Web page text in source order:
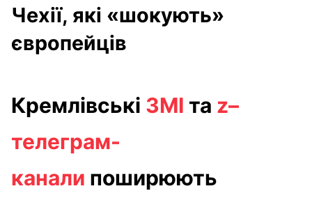
Чехії, які «шокують»
європейців
Кремлівські ЗМІ та z–
телеграм-
канали поширюють